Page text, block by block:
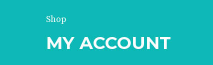
Shop
MY ACCOUNT